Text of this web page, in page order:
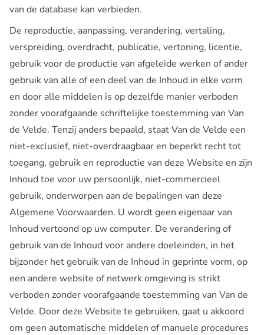
van de database kan verbieden.
De reproductie, aanpassing, verandering, vertaling,
verspreiding, overdracht, publicatie, vertoning, licentie,
gebruik voor de productie van afgeleide werken of ander
gebruik van alle of een deel van de Inhoud in elke vorm
en door alle middelen is op dezelfde manier verboden
zonder voorafgaande schriftelijke toestemming van Van
de Velde. Tenzij anders bepaald, staat Van de Velde een
niet-exclusief, niet-overdraagbaar en beperkt recht tot
toegang, gebruik en reproductie van deze Website en zijn
Inhoud toe voor uw persoonlijk, niet-commercieel
gebruik, onderworpen aan de bepalingen van deze
Algemene Voorwaarden. U wordt geen eigenaar van
Inhoud vertoond op uw computer. De verandering of
gebruik van de Inhoud voor andere doeleinden, in het
bijzonder het gebruik van de Inhoud in geprinte vorm, op
een andere website of netwerk omgeving is strikt
verboden zonder voorafgaande toestemming van Van de
Velde. Door deze Website te gebruiken, gaat u akkoord
om geen automatische middelen of manuele procedures